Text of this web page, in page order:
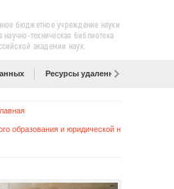
бюджетное учреждение науки
научно-техническая библиотека
академии наук
Ресурсы удаленного доступа